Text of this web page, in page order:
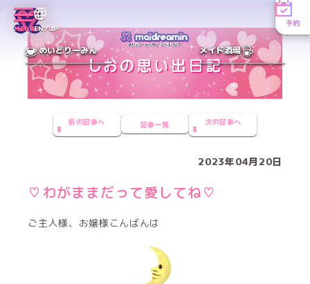
MENUEN／JP
予約
めいどりーみん メイド酒場
前の記事へ 記事一覧 次の記事へ
2023年04月20日
♡わがままだって愛してね♡
ご主人様、お嬢様こんばんは